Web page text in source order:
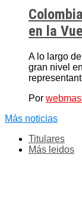
en la
A lo largo
gran nivel
Por
Más noticias
Titulares
Más leidos